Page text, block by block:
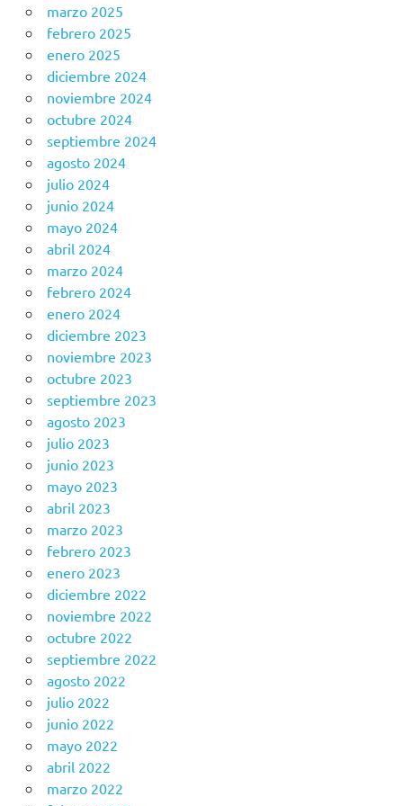
marzo 2025
febrero 2025
enero 2025
diciembre 2024
noviembre 2024
octubre 2024
septiembre 2024
agosto 2024
julio 2024
junio 2024
mayo 2024
abril 2024
marzo 2024
febrero 2024
enero 2024
diciembre 2023
noviembre 2023
octubre 2023
septiembre 2023
agosto 2023
julio 2023
junio 2023
mayo 2023
abril 2023
marzo 2023
febrero 2023
enero 2023
diciembre 2022
noviembre 2022
octubre 2022
septiembre 2022
agosto 2022
julio 2022
junio 2022
mayo 2022
abril 2022
marzo 2022